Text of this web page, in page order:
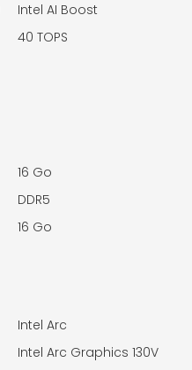
Intel AI Boost
40 TOPS
16 Go
DDR5
16 Go
Intel Arc
Intel Arc Graphics 130V